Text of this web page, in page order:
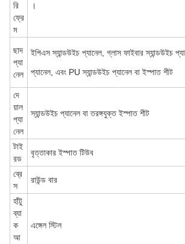
রি
ফ্রে
ম
।
ছাদ
প্যা
নেল
ইপিএস স্যান্ডউইচ প্যানেল, গ্লাস ফাইবার স্যান্ডউইচ
প্যানেল, এবং PU স্যান্ডউইচ প্যানেল বা ইস্পাত শীট
দে
য়াল
প্যা
নেল
স্যান্ডউইচ প্যানেল বা তরঙ্গযুক্ত ইস্পাত শীট
টাই
রড
বৃত্তাকার ইস্পাত টিউব
ব্রে
স
রাউন্ড বার
হাঁটু
ব্যা
ক
আ
এঙ্গেল স্টিল